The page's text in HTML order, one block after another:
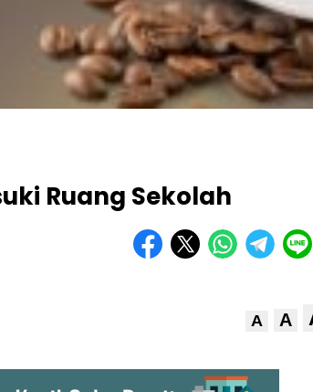
Ruang Sekolah
A A